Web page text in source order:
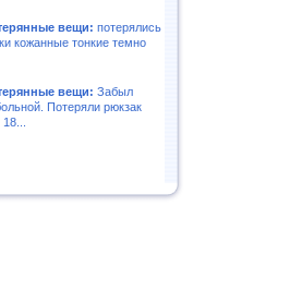
вещи: потерялись
кожанные тонкие темно
вещи: Забыл
Потеряли рюкзак